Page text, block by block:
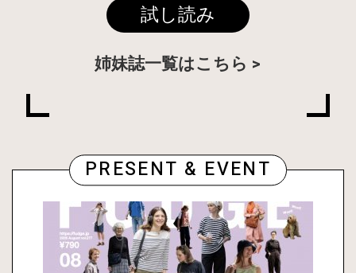
試し読み
姉妹誌一覧はこちら
PRESENT & EVENT